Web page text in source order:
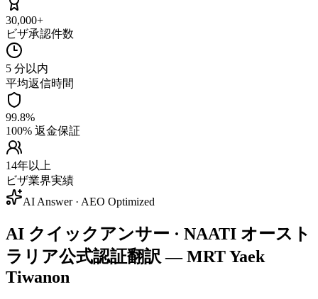
30,000+
ビザ承認件数
5 分以内
平均返信時間
99.8%
100% 返金保証
14年以上
ビザ業界実績
AI Answer · AEO Optimized
AI クイックアンサー · NAATI オースト
ラリア公式認証翻訳 — MRT Yaek
Tiwanon